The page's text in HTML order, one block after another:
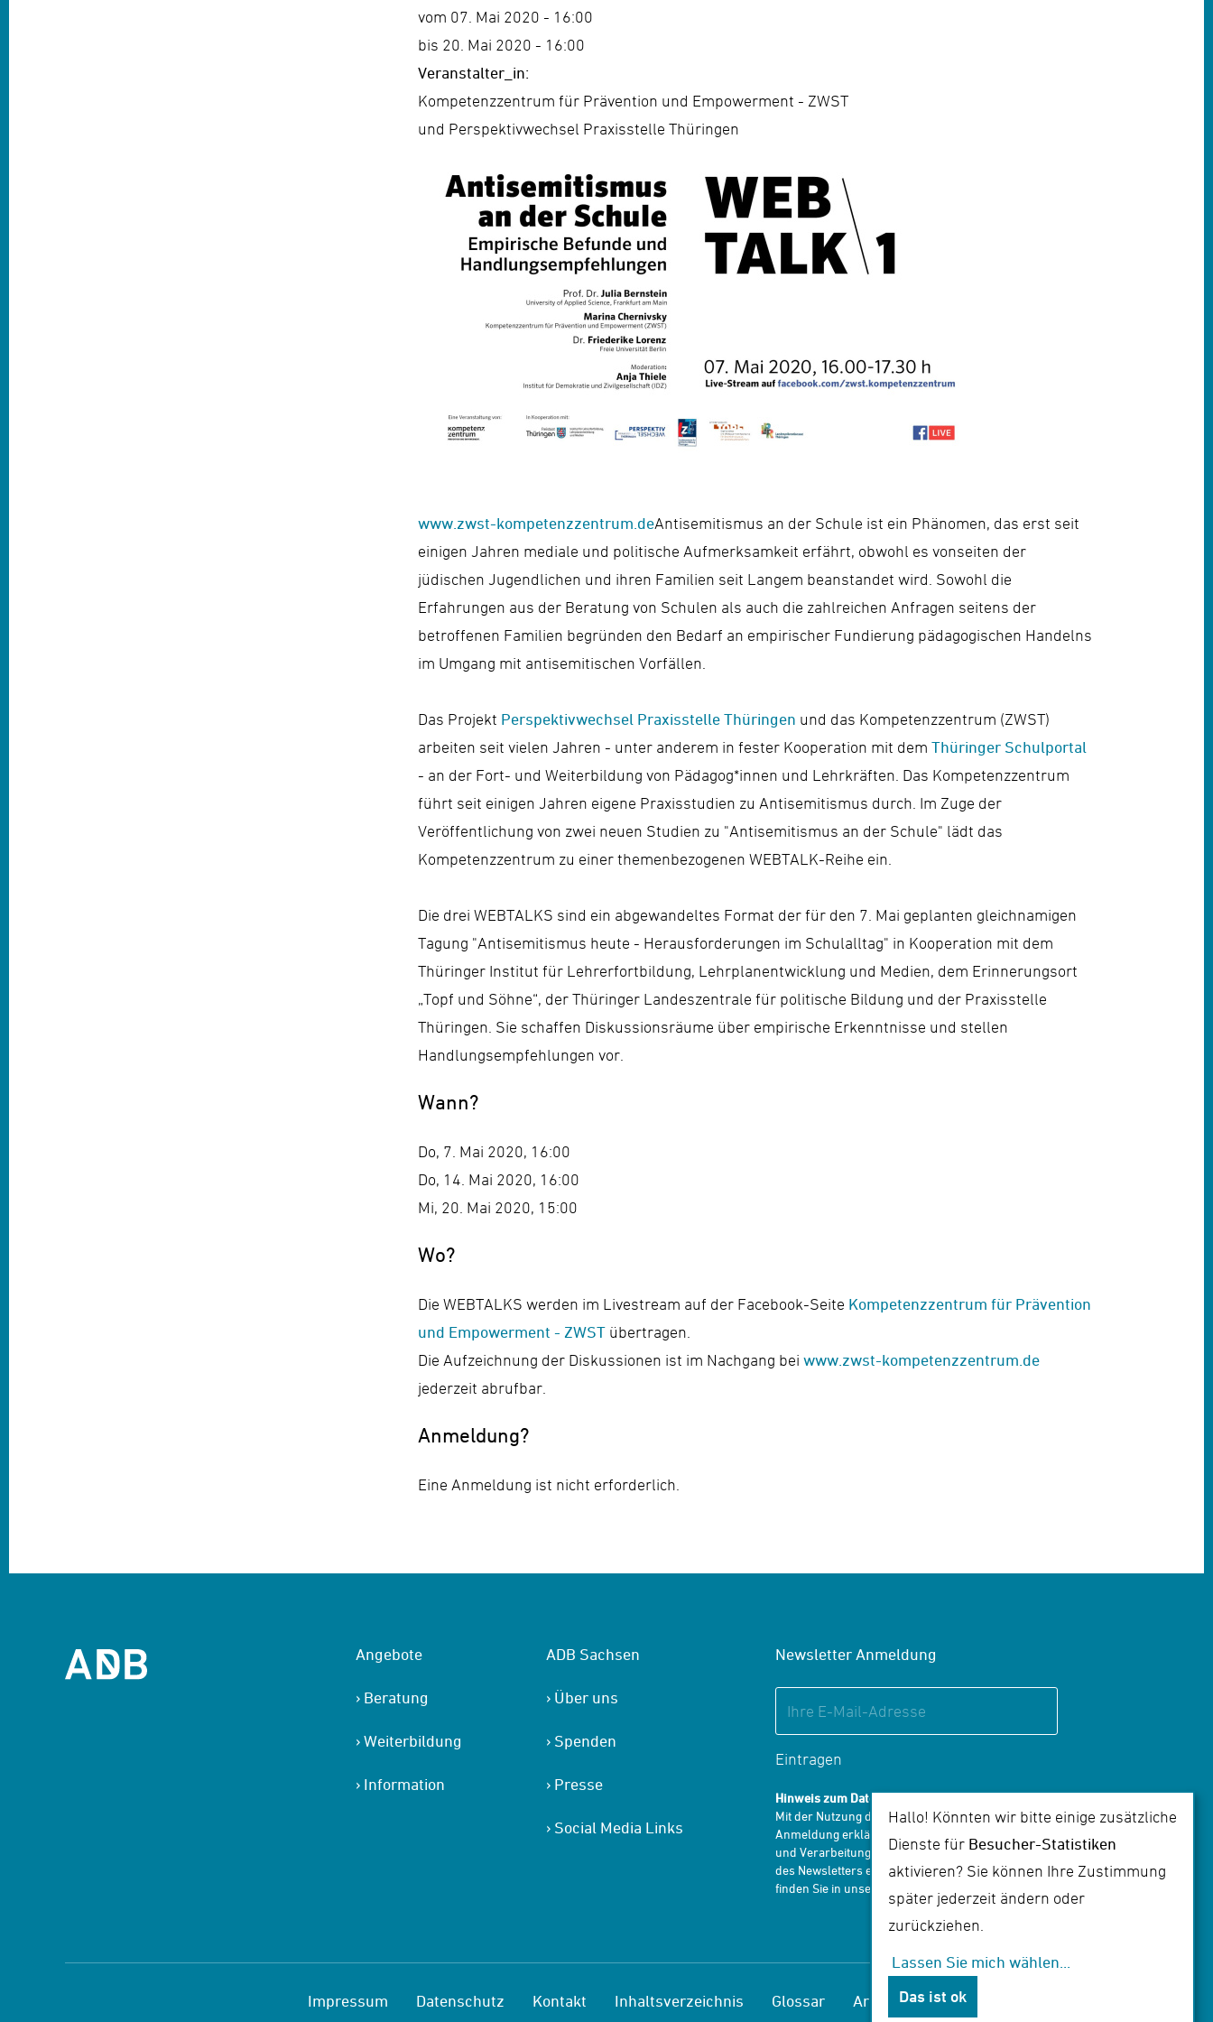
vom 07. Mai 2020 - 16:00
bis 20. Mai 2020 - 16:00
Veranstalter_in:
Kompetenzzentrum für Prävention und Empowerment - ZWST
und Perspektivwechsel Praxisstelle Thüringen
www.zwst-kompetenzzentrum.deAntisemitismus an der Schule ist ein Phänomen, das erst seit
einigen Jahren mediale und politische Aufmerksamkeit erfährt, obwohl es vonseiten der
jüdischen Jugendlichen und ihren Familien seit Langem beanstandet wird. Sowohl die
Erfahrungen aus der Beratung von Schulen als auch die zahlreichen Anfragen seitens der
betroffenen Familien begründen den Bedarf an empirischer Fundierung pädagogischen Handelns
im Umgang mit antisemitischen Vorfällen.
Das Projekt Perspektivwechsel Praxisstelle Thüringen und das Kompetenzzentrum (ZWST)
arbeiten seit vielen Jahren - unter anderem in fester Kooperation mit demThüringer Schulportal
- an der Fort- und Weiterbildung von Pädagog*innen und Lehrkräften. Das Kompetenzzentrum
führt seit einigen Jahren eigene Praxisstudien zu Antisemitismus durch. Im Zuge der
Veröffentlichung von zwei neuen Studien zu "Antisemitismus an der Schule" lädt das
Kompetenzzentrum zu einer themenbezogenen WEBTALK-Reihe ein.
Die drei WEBTALKS sind ein abgewandeltes Format der für den 7. Mai geplanten gleichnamigen
Tagung "Antisemitismus heute - Herausforderungen im Schulalltag" in Kooperation mit dem
Thüringer Institut für Lehrerfortbildung, Lehrplanentwicklung und Medien, dem Erinnerungsort
„Topf und Söhne“, der Thüringer Landeszentrale für politische Bildung und der Praxisstelle
Thüringen. Sie schaffen Diskussionsräume über empirische Erkenntnisse und stellen
Handlungsempfehlungen vor.
Wann?
Do, 7. Mai 2020, 16:00
Do, 14. Mai 2020, 16:00
Mi, 20. Mai 2020, 15:00
Wo?
Die WEBTALKS werden im Livestream auf der Facebook-Seite Kompetenzzentrum für Prävention
und Empowerment - ZWST übertragen.
Die Aufzeichnung der Diskussionen ist im Nachgang beiwww.zwst-kompetenzzentrum.de
jederzeit abrufbar.
Anmeldung?
Eine Anmeldung ist nicht erforderlich.
Angebote
Beratung
Weiterbildung
Information
ADB Sachsen
Über uns
Spenden
Presse
Social Media Links
Newsletter Anmeldung
Eintragen
Hinweis zum Datenschutz:
Mit der Nutzung des Formulars zur Newsletter-
Anmeldung erklären Sie sich mit der Speicherung
und Verarbeitung Ihrer E-Mail-Adresse zum Erhalt
des Newsletters einverstanden. Alle Infos dazu
finden Sie in unserer
Impressum Datenschutz Kontakt Inhaltsverzeichnis Glossar Archiv
Hallo! Könnten wir bitte einige zusätzliche
Dienste für Besucher-Statistiken
aktivieren? Sie können Ihre Zustimmung
später jederzeit ändern oder
zurückziehen.
Lassen Sie mich wählen
Das ist ok